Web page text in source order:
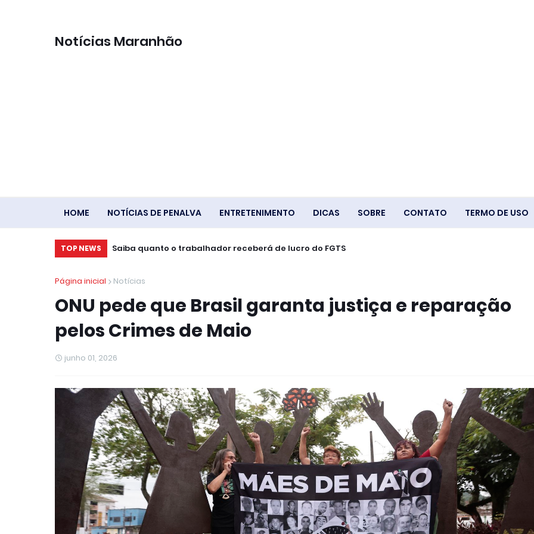
Notícias Maranhão
HOME NOTÍCIAS DE PENALVA ENTRETENIMENTO DICAS SOBRE CONTATO TERMO DE USO
TOP NEWS Saiba quanto o trabalhador receberá de lucro do FGTS
Página inicial Notícias
ONU pede que Brasil garanta justiça e reparação
pelos Crimes de Maio
junho 01, 2026